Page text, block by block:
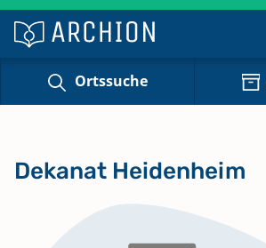
Ortssuche
Dekanat Heidenheim